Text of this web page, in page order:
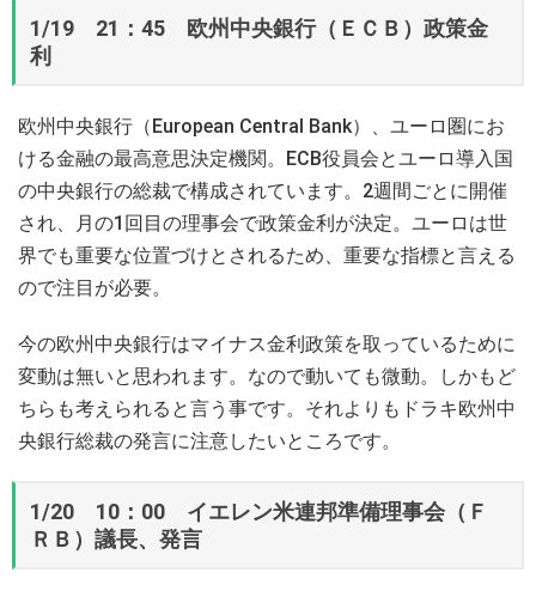
1/19 21：45 欧州中央銀行（ＥＣＢ）政策金
利
欧州中央銀行（European Central Bank）、ユーロ圏にお
ける金融の最高意思決定機関。ECB役員会とユーロ導入国
の中央銀行の総裁で構成されています。2週間ごとに開催
され、月の1回目の理事会で政策金利が決定。ユーロは世
界でも重要な位置づけとされるため、重要な指標と言える
ので注目が必要。
今の欧州中央銀行はマイナス金利政策を取っているために
変動は無いと思われます。なので動いても微動。しかもど
ちらも考えられると言う事です。それよりもドラキ欧州中
央銀行総裁の発言に注意したいところです。
1/20 10：00 イエレン米連邦準備理事会（Ｆ
ＲＢ）議長、発言